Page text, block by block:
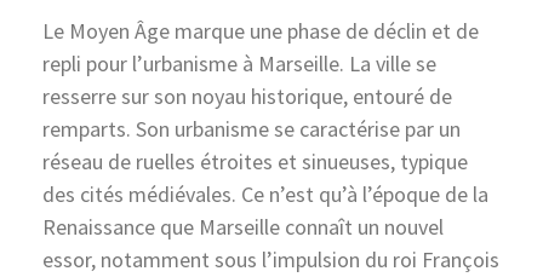
Le Moyen Âge marque une phase de déclin et de
repli pour l’urbanisme à Marseille. La ville se
resserre sur son noyau historique, entouré de
remparts. Son urbanisme se caractérise par un
réseau de ruelles étroites et sinueuses, typique
des cités médiévales. Ce n’est qu’à l’époque de la
Renaissance que Marseille connaît un nouvel
essor, notamment sous l’impulsion du roi François